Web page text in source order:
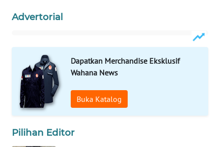
Advertorial
Dapatkan Merchandise Eksklusif
Wahana News
Buka Katalog
Pilihan Editor
WALINKI
ID
MAWAKA
ID